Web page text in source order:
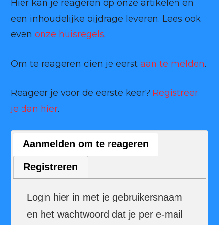
Hier kan je reageren op onze artikelen en
een inhoudelijke bijdrage leveren. Lees ook
evenonze huisregels.
Om te reageren dien je eerstaan te melden.
Reageer je voor de eerste keer? Registreer
je dan hier.
Aanmelden om te reageren
Registreren
Login hier in met je gebruikersnaam
en het wachtwoord dat je per e-mail